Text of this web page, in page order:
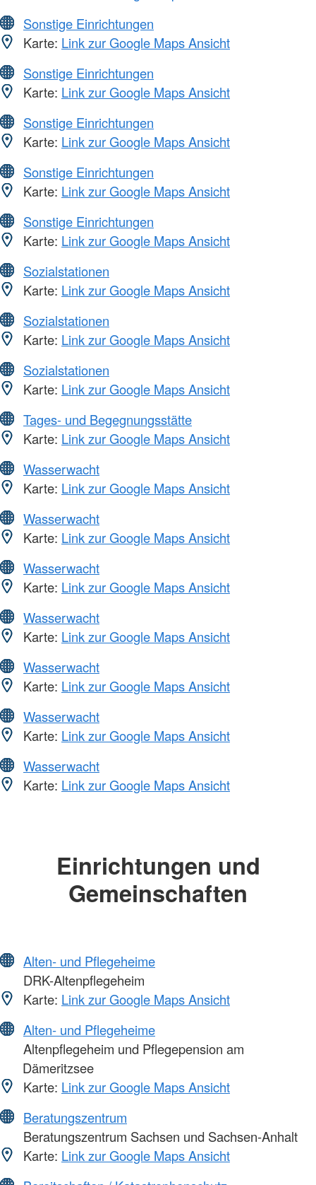
Sonstige Einrichtungen
Karte: Link zur Google Maps Ansicht
Sonstige Einrichtungen
Karte: Link zur Google Maps Ansicht
Sonstige Einrichtungen
Karte: Link zur Google Maps Ansicht
Sonstige Einrichtungen
Karte: Link zur Google Maps Ansicht
Sonstige Einrichtungen
Karte: Link zur Google Maps Ansicht
Sozialstationen
Karte: Link zur Google Maps Ansicht
Sozialstationen
Karte: Link zur Google Maps Ansicht
Sozialstationen
Karte: Link zur Google Maps Ansicht
Tages- und Begegnungsstätte
Karte: Link zur Google Maps Ansicht
Wasserwacht
Karte: Link zur Google Maps Ansicht
Wasserwacht
Karte: Link zur Google Maps Ansicht
Wasserwacht
Karte: Link zur Google Maps Ansicht
Wasserwacht
Karte: Link zur Google Maps Ansicht
Wasserwacht
Karte: Link zur Google Maps Ansicht
Wasserwacht
Karte: Link zur Google Maps Ansicht
Wasserwacht
Karte: Link zur Google Maps Ansicht
Einrichtungen und
Gemeinschaften
Alten- und Pflegeheime
DRK-Altenpflegeheim
Karte: Link zur Google Maps Ansicht
Alten- und Pflegeheime
Altenpflegeheim und Pflegepension am
Dämeritzsee
Karte: Link zur Google Maps Ansicht
Beratungszentrum
Beratungszentrum Sachsen und Sachsen-Anhalt
Karte: Link zur Google Maps Ansicht